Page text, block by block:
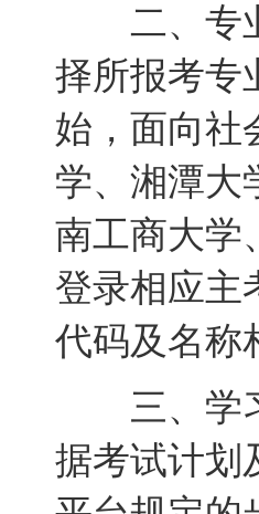
二、专业
择所报考专
始，面向社
学、湘潭大
南工商大学
登录相应主
代码及名称
三、学习
据考试计划